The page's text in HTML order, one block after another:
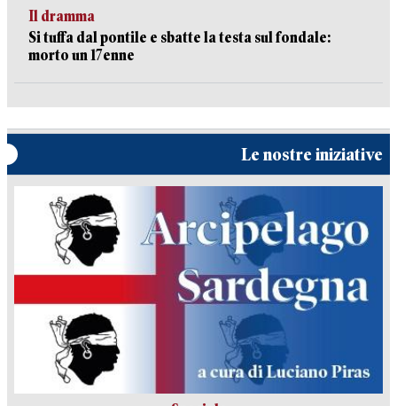
Il dramma
Si tuffa dal pontile e sbatte la testa sul fondale:
morto un 17enne
Le nostre iniziative